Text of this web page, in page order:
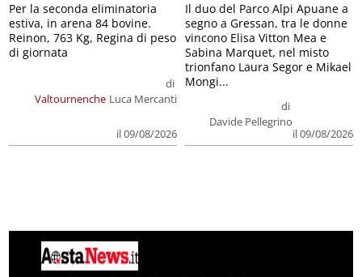
Valtournenche
di
Luca Mercanti
il 09/08/2026
Per la seconda eliminatoria
estiva, in arena 84 bovine.
Reinon, 763 Kg, Regina di peso
di giornata
di
Davide Pellegrino
il 09/08/2026
Il duo del Parco Alpi Apuane a
segno a Gressan, tra le donne
vincono Elisa Vitton Mea e
Sabina Marquet, nel misto
trionfano Laura Segor e Mikael
Mongi...